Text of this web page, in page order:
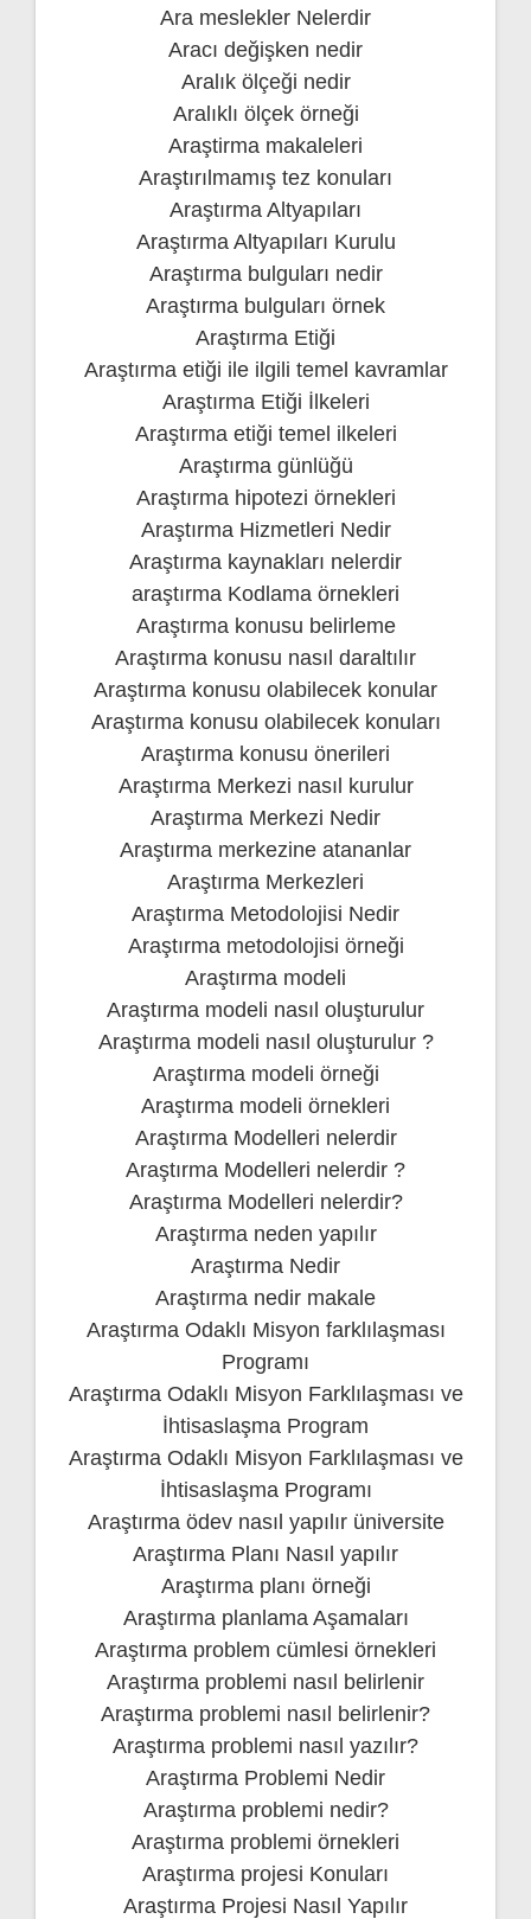
Ara meslekler Nelerdir
Aracı değişken nedir
Aralık ölçeği nedir
Aralıklı ölçek örneği
Araştirma makaleleri
Araştırılmamış tez konuları
Araştırma Altyapıları
Araştırma Altyapıları Kurulu
Araştırma bulguları nedir
Araştırma bulguları örnek
Araştırma Etiği
Araştırma etiği ile ilgili temel kavramlar
Araştırma Etiği İlkeleri
Araştırma etiği temel ilkeleri
Araştırma günlüğü
Araştırma hipotezi örnekleri
Araştırma Hizmetleri Nedir
Araştırma kaynakları nelerdir
araştırma Kodlama örnekleri
Araştırma konusu belirleme
Araştırma konusu nasıl daraltılır
Araştırma konusu olabilecek konular
Araştırma konusu olabilecek konuları
Araştırma konusu önerileri
Araştırma Merkezi nasıl kurulur
Araştırma Merkezi Nedir
Araştırma merkezine atananlar
Araştırma Merkezleri
Araştırma Metodolojisi Nedir
Araştırma metodolojisi örneği
Araştırma modeli
Araştırma modeli nasıl oluşturulur
Araştırma modeli nasıl oluşturulur ?
Araştırma modeli örneği
Araştırma modeli örnekleri
Araştırma Modelleri nelerdir
Araştırma Modelleri nelerdir ?
Araştırma Modelleri nelerdir?
Araştırma neden yapılır
Araştırma Nedir
Araştırma nedir makale
Araştırma Odaklı Misyon farklılaşması
Programı
Araştırma Odaklı Misyon Farklılaşması ve
İhtisaslaşma Program
Araştırma Odaklı Misyon Farklılaşması ve
İhtisaslaşma Programı
Araştırma ödev nasıl yapılır üniversite
Araştırma Planı Nasıl yapılır
Araştırma planı örneği
Araştırma planlama Aşamaları
Araştırma problem cümlesi örnekleri
Araştırma problemi nasıl belirlenir
Araştırma problemi nasıl belirlenir?
Araştırma problemi nasıl yazılır?
Araştırma Problemi Nedir
Araştırma problemi nedir?
Araştırma problemi örnekleri
Araştırma projesi Konuları
Araştırma Projesi Nasıl Yapılır